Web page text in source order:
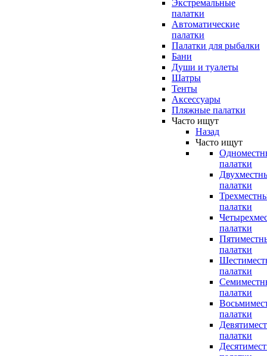
Экстремальные
палатки
Автоматические
палатки
Палатки для рыбалки
Бани
Души и туалеты
Шатры
Тенты
Аксессуары
Пляжные палатки
Часто ищут
Назад
Часто ищут
палатки
палатки
палатки
палатки
палатки
палатки
палатки
палатки
палатки